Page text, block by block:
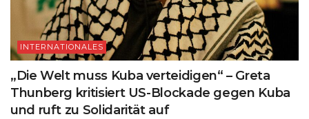
INTERNATIONALES
„Die Welt muss Kuba verteidigen“ – Greta
Thunberg kritisiert US-Blockade gegen Kuba
und ruft zu Solidarität auf